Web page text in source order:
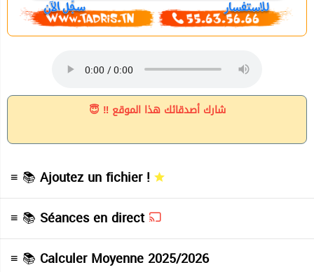
شارك أصدقائك هذا الموقع ‼ 😇
≡ 📚 Ajoutez un fichier !
≡ 📚 Séances en direct
≡ 📚 Calculer Moyenne 2025/2026